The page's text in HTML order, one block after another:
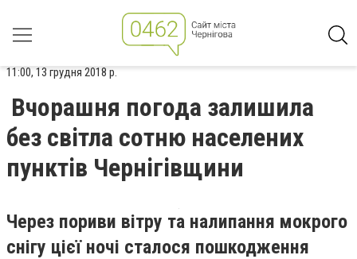
11:00, 13 грудня 2018 р.
Вчорашня погода залишила
без світла сотню населених
пунктів Чернігівщини
Через пориви вітру та налипання мокрого
снігу цієї ночі сталося пошкодження